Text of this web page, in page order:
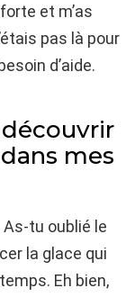
et m’as
pas là pour
d’aide.
découvrir
mes
As-tu oublié le
la glace qui
Eh bien,